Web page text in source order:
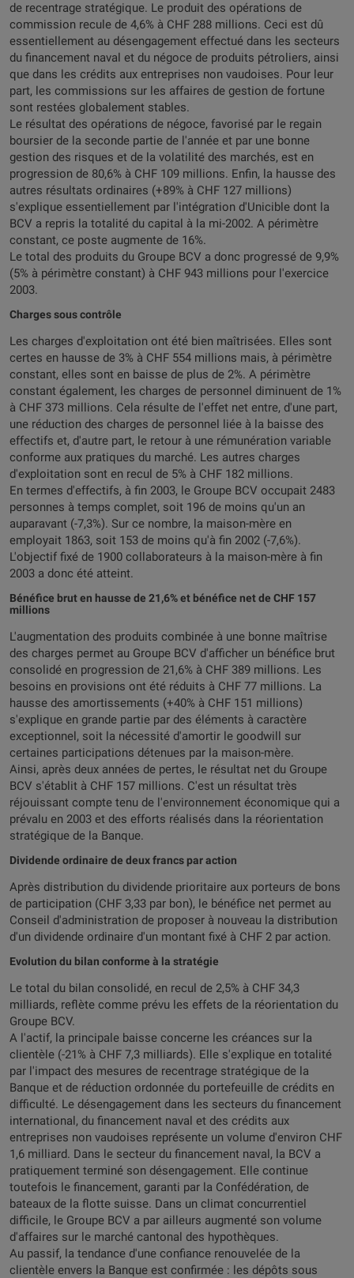
de recentrage stratégique. Le produit des opérations de
commission recule de 4,6% à CHF 288 millions. Ceci est dû
essentiellement au désengagement effectué dans les secteurs
du financement naval et du négoce de produits pétroliers, ainsi
que dans les crédits aux entreprises non vaudoises. Pour leur
part, les commissions sur les affaires de gestion de fortune
sont restées globalement stables.
Le résultat des opérations de négoce, favorisé par le regain
boursier de la seconde partie de l'année et par une bonne
gestion des risques et de la volatilité des marchés, est en
progression de 80,6% à CHF 109 millions. Enfin, la hausse des
autres résultats ordinaires (+89% à CHF 127 millions)
s'explique essentiellement par l'intégration d'Unicible dont la
BCV a repris la totalité du capital à la mi-2002. A périmètre
constant, ce poste augmente de 16%.
Le total des produits du Groupe BCV a donc progressé de 9,9%
(5% à périmètre constant) à CHF 943 millions pour l'exercice
2003.
Charges sous contrôle
Les charges d'exploitation ont été bien maîtrisées. Elles sont
certes en hausse de 3% à CHF 554 millions mais, à périmètre
constant, elles sont en baisse de plus de 2%. A périmètre
constant également, les charges de personnel diminuent de 1%
à CHF 373 millions. Cela résulte de l'effet net entre, d'une part,
une réduction des charges de personnel liée à la baisse des
effectifs et, d'autre part, le retour à une rémunération variable
conforme aux pratiques du marché. Les autres charges
d'exploitation sont en recul de 5% à CHF 182 millions.
En termes d'effectifs, à fin 2003, le Groupe BCV occupait 2483
personnes à temps complet, soit 196 de moins qu'un an
auparavant (-7,3%). Sur ce nombre, la maison-mère en
employait 1863, soit 153 de moins qu'à fin 2002 (-7,6%).
L'objectif fixé de 1900 collaborateurs à la maison-mère à fin
2003 a donc été atteint.
Bénéfice brut en hausse de 21,6% et bénéfice net de CHF 157
millions
L'augmentation des produits combinée à une bonne maîtrise
des charges permet au Groupe BCV d'afficher un bénéfice brut
consolidé en progression de 21,6% à CHF 389 millions. Les
besoins en provisions ont été réduits à CHF 77 millions. La
hausse des amortissements (+40% à CHF 151 millions)
s'explique en grande partie par des éléments à caractère
exceptionnel, soit la nécessité d'amortir le goodwill sur
certaines participations détenues par la maison-mère.
Ainsi, après deux années de pertes, le résultat net du Groupe
BCV s'établit à CHF 157 millions. C'est un résultat très
réjouissant compte tenu de l'environnement économique qui a
prévalu en 2003 et des efforts réalisés dans la réorientation
stratégique de la Banque.
Dividende ordinaire de deux francs par action
Après distribution du dividende prioritaire aux porteurs de bons
de participation (CHF 3,33 par bon), le bénéfice net permet au
Conseil d'administration de proposer à nouveau la distribution
d'un dividende ordinaire d'un montant fixé à CHF 2 par action.
Evolution du bilan conforme à la stratégie
Le total du bilan consolidé, en recul de 2,5% à CHF 34,3
milliards, reflète comme prévu les effets de la réorientation du
Groupe BCV.
A l'actif, la principale baisse concerne les créances sur la
clientèle (-21% à CHF 7,3 milliards). Elle s'explique en totalité
par l'impact des mesures de recentrage stratégique de la
Banque et de réduction ordonnée du portefeuille de crédits en
difficulté. Le désengagement dans les secteurs du financement
international, du financement naval et des crédits aux
entreprises non vaudoises représente un volume d'environ CHF
1,6 milliard. Dans le secteur du financement naval, la BCV a
pratiquement terminé son désengagement. Elle continue
toutefois le financement, garanti par la Confédération, de
bateaux de la flotte suisse. Dans un climat concurrentiel
difficile, le Groupe BCV a par ailleurs augmenté son volume
d'affaires sur le marché cantonal des hypothèques.
Au passif, la tendance d'une confiance renouvelée de la
clientèle envers la Banque est confirmée : les dépôts sous